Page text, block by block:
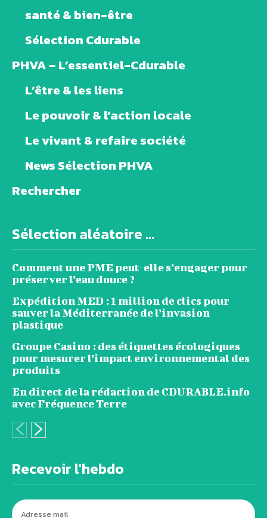
santé & bien-être
Sélection Cdurable
PHVA – L’essentiel-Cdurable
L’être & les liens
Le pouvoir & l’action locale
Le vivant & refaire société
News Sélection PHVA
Rechercher
Sélection aléatoire ...
Comment une PME peut-elle s’engager pour
préserver l’eau douce ?
Expédition MED : 1 million de clics pour
sauver la Méditerranée de l’invasion
plastique
Groupe Casino : des étiquettes écologiques
pour mesurer l’impact environnemental des
produits
En direct de la rédaction de CDURABLE.info
avec Fréquence Terre
Recevoir l'hebdo